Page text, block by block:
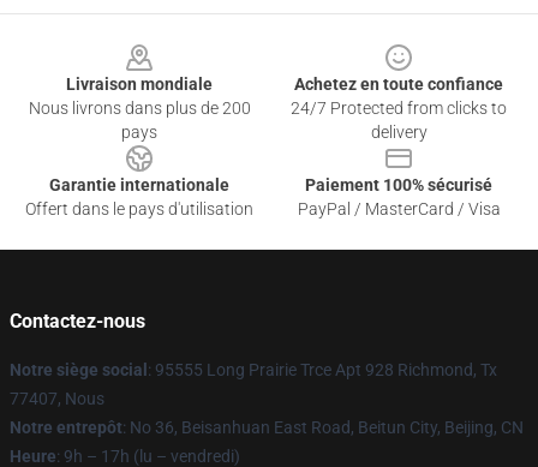
Livraison mondiale
Nous livrons dans plus de 200
pays
Achetez en toute confiance
24/7 Protected from clicks to
delivery
Garantie internationale
Offert dans le pays d'utilisation
Paiement 100% sécurisé
PayPal / MasterCard / Visa
Contactez-nous
Notre siège social : 95555 Long Prairie Trce Apt 928 Richmond, Tx
77407, Nous
Notre entrepôt: No 36, Beisanhuan East Road, Beitun City, Beijing, CN
Heure: 9h – 17h (lu – vendredi)